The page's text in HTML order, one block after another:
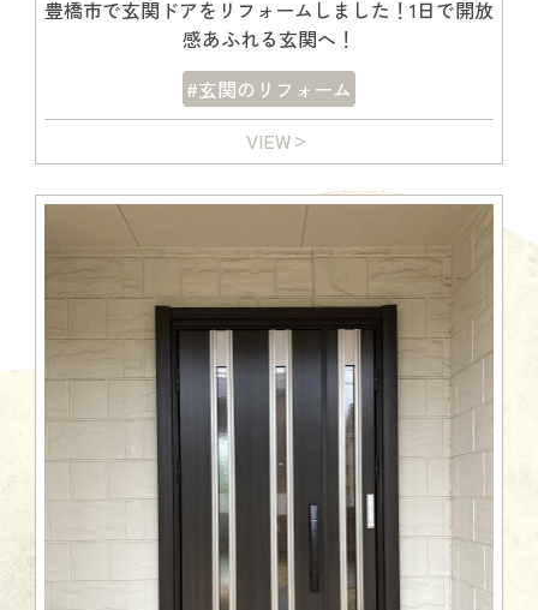
豊橋市で玄関ドアをリフォームしました！1日で開放
感あふれる玄関へ！
#玄関のリフォーム
VIEW